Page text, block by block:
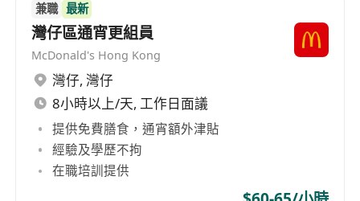
兼職 最新
灣仔區通宵更組員
McDonald's Hong Kong
灣仔, 灣仔
8小時以上/天, 工作日面議
提供免費膳食，通宵額外津貼
經驗及學歷不拘
在職培訓提供